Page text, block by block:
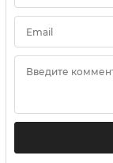
Email
Введите